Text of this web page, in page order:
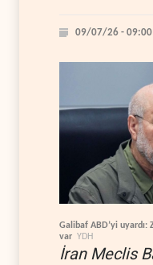
09/07/26 - 09:00
Galibaf ABD’yi uyardı:
var YDH
İran Meclis